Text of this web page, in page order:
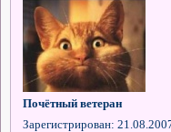
Почётный ветеран
Зарегистрирован: